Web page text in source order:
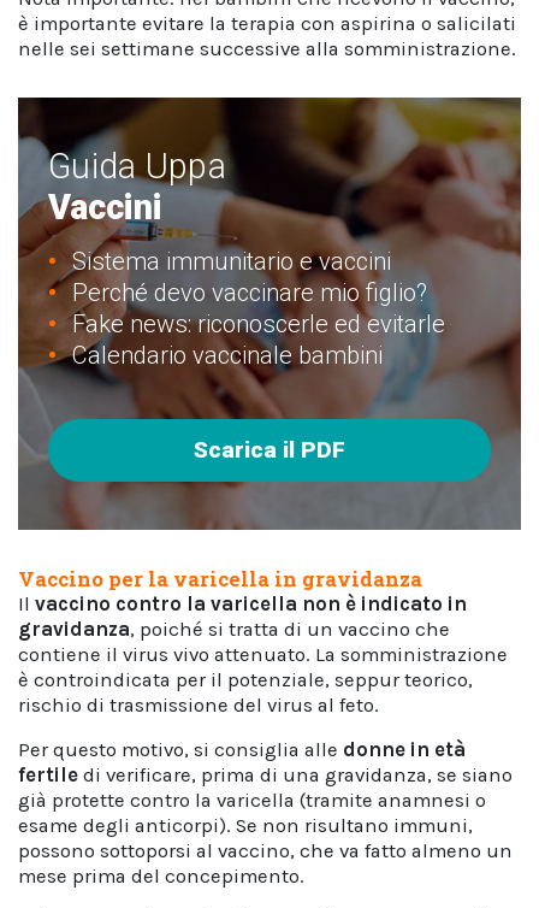
è importante evitare la terapia con aspirina o salicilati
nelle sei settimane successive alla somministrazione.
Guida Uppa
Vaccini
Sistema immunitario e vaccini
Perché devo vaccinare mio figlio?
Fake news: riconoscerle ed evitarle
Calendario vaccinale bambini
Scarica il PDF
Vaccino per la varicella in gravidanza
Il vaccino contro la varicella non è indicato in
gravidanza, poiché si tratta di un vaccino che
contiene il virus vivo attenuato. La somministrazione
è controindicata per il potenziale, seppur teorico,
rischio di trasmissione del virus al feto.
Per questo motivo, si consiglia alle donne in età
fertile di verificare, prima di una gravidanza, se siano
già protette contro la varicella (tramite anamnesi o
esame degli anticorpi). Se non risultano immuni,
possono sottoporsi al vaccino, che va fatto almeno un
mese prima del concepimento.